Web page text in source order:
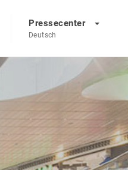
Pressecenter
Deutsch
EN